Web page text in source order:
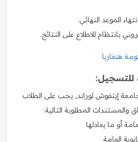
الموعد النهائي.
بانتظام للاطلاع على النتائج.
هنغاريا
للتسجيل:
إيتفوش لوراند, يجب على الطلاب
والمستندات المطلوبة التالية:
أو ما يعادلها
العامة